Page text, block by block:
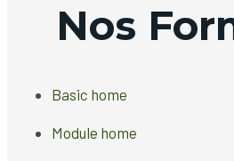
Nos
Basic home
Module home